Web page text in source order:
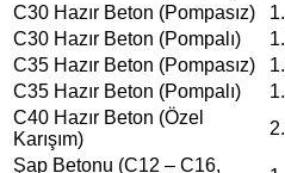
C30 Hazır Beton (Pompasız)
C30 Hazır Beton (Pompalı)
C35 Hazır Beton (Pompasız)
C35 Hazır Beton (Pompalı)
C40 Hazır Beton (Özel
Karışım)
Şap Betonu (C12 – C16,